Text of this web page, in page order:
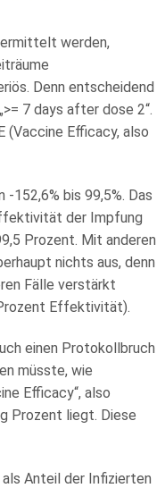
werden,
Denn entscheidend
7 days after dose 2“.
(Vaccine Efficacy, also
152,6% bis 99,5%. Das
der Impfung
Prozent. Mit anderen
nichts aus, denn
Fälle verstärkt
Effektivität).
einen Protokollbruch
müsste, wie
Efficacy“, also
Prozent liegt. Diese
Anteil der Infizierten